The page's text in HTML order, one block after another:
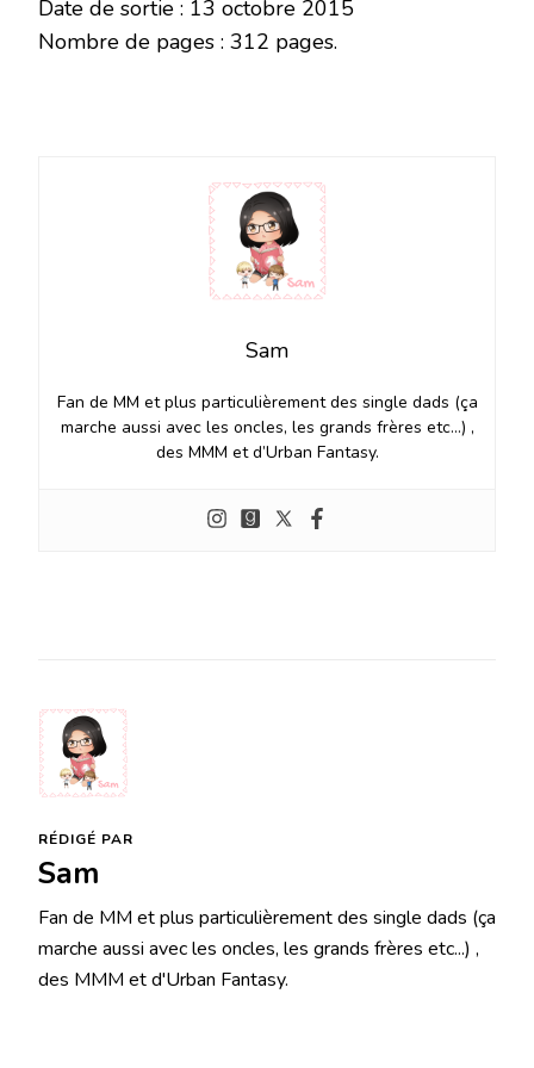
Date de sortie : 13 octobre 2015
Nombre de pages : 312 pages.
Sam
Fan de MM et plus particulièrement des single dads (ça
marche aussi avec les oncles, les grands frères etc…) ,
des MMM et d’Urban Fantasy.
RÉDIGÉ PAR
Sam
Fan de MM et plus particulièrement des single dads (ça
marche aussi avec les oncles, les grands frères etc...) ,
des MMM et d'Urban Fantasy.